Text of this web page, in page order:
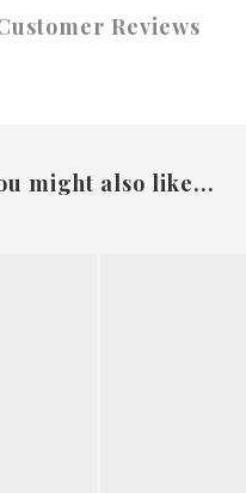
Reviews
might also like...